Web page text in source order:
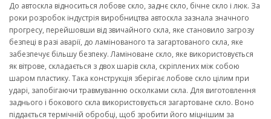
До автоскла відноситься лобове скло, заднє скло, бічне скло і люк. За
роки розробок індустрія виробництва автоскла зазнала значного
прогресу, перейшовши від звичайного скла, яке становило загрозу
безпеці в разі аварії, до ламінованого та загартованого скла, яке
забезпечує більшу безпеку. Ламіноване скло, яке використовується
як вітрове, складається з двох шарів скла, скріплених між собою
шаром пластику. Така конструкція зберігає лобове скло цілим при
ударі, запобігаючи травмуванню осколками скла. Для виготовлення
заднього і бокового скла використовується загартоване скло. Воно
піддається термічній обробці, щоб зробити його міцнішим за